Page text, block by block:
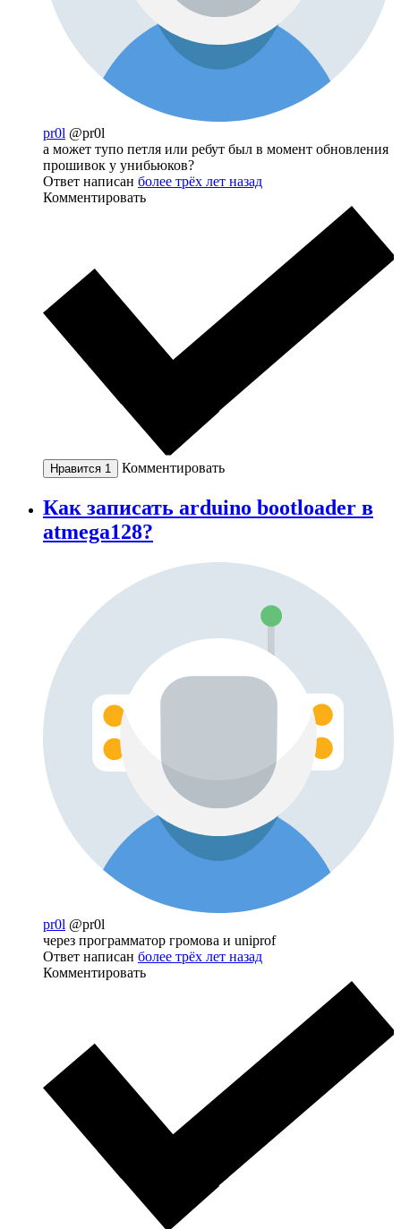
pr0l @pr0l
а может тупо петля или ребут был в момент обновления
прошивок у унибьюков?
Ответ написан более трёх лет назад
Комментировать
Нравится 1 Комментировать
Как записать arduino bootloader в
atmega128?
pr0l @pr0l
через программатор громова и uniprof
Ответ написан более трёх лет назад
Комментировать